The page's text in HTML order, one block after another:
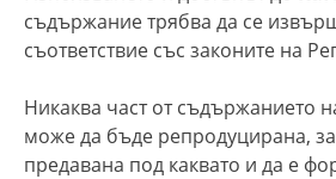
съдържание трябва да се
съответствие със законите на
Никаква част от съдържанието
може да бъде репродуцирана,
предавана под каквато и да е